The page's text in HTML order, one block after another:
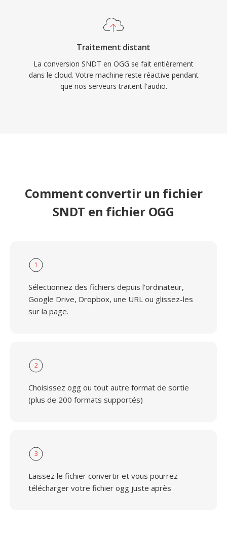
Traitement distant
La conversion SNDT en OGG se fait entièrement
dans le cloud. Votre machine reste réactive pendant
que nos serveurs traitent l'audio.
Comment convertir un fichier
SNDT en fichier OGG
1
Sélectionnez des fichiers depuis l'ordinateur,
Google Drive, Dropbox, une URL ou glissez-les
sur la page.
2
Choisissez ogg ou tout autre format de sortie
(plus de 200 formats supportés)
3
Laissez le fichier convertir et vous pourrez
télécharger votre fichier ogg juste après